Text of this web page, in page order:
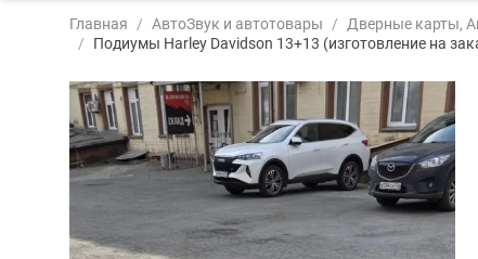
Фото
Главная АвтоЗвук и автотовары Дверные карты,
Подиумы Harley Davidson 13+13 (изготовление на